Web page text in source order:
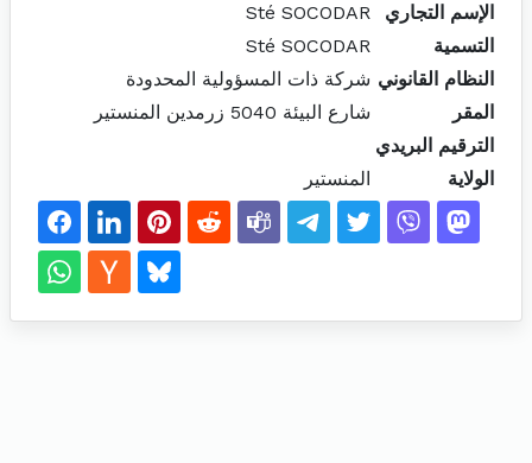
الإسم التجاري
Sté SOCODAR
التسمية
Sté SOCODAR
النظام القانوني شركة ذات المسؤولية المحدودة
المقر
شارع البيئة 5040 زرمدين المنستير
الترقيم البريدي
الولاية
المنستير